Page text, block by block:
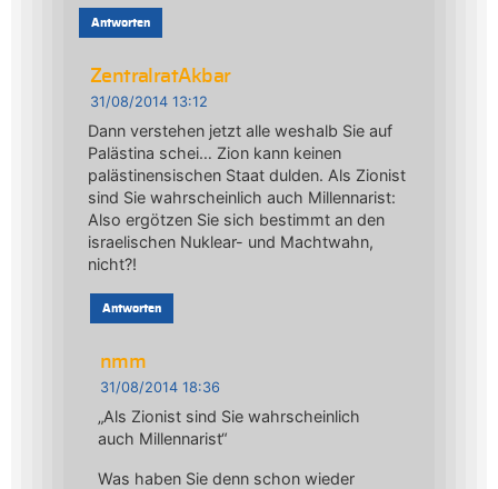
Antworten
ZentralratAkbar
31/08/2014 13:12
Dann verstehen jetzt alle weshalb Sie auf
Palästina schei… Zion kann keinen
palästinensischen Staat dulden. Als Zionist
sind Sie wahrscheinlich auch Millennarist:
Also ergötzen Sie sich bestimmt an den
israelischen Nuklear- und Machtwahn,
nicht?!
Antworten
nmm
31/08/2014 18:36
„Als Zionist sind Sie wahrscheinlich
auch Millennarist“
Was haben Sie denn schon wieder